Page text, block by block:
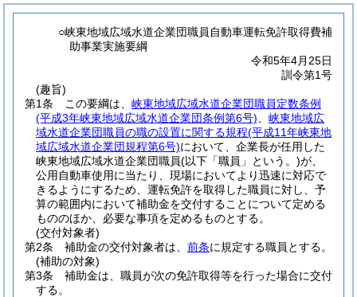
○峡東地域広域水道企業団職員自動車運転免許取得費補
助事業実施要綱
令和5年4月25日
訓令第1号
(趣旨)
第1条
この要綱は、 峡東地域広域水道企業団職員定数条例
(平成3年峡東地域広域水道企業団条例第6号)
峡東地域広
域水道企業団職員の職の設置に関する規程(平成11年峡東地
域広域水道企業団規程第6号)において、企業長が任用した
峡東地域広域水道企業団職員(以下「職員」という。)が、
公用自動車使用に当たり、現場においてより迅速に対応で
きるようにするため、運転免許を取得した職員に対し、予
算の範囲内において補助金を交付することについて定める
もののほか、必要な事項を定めるものとする。
(交付対象者)
第2条
補助金の交付対象者は、 前条に規定する職員とする。
(補助の対象)
第3条
補助金は、職員が次の免許取得等を行った場合に交付
する。